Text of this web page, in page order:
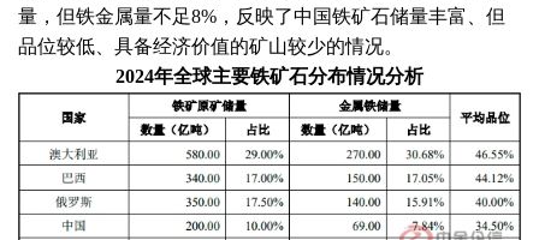
量，但铁金属量不足8%，反映了中国铁矿石储量丰富、但
品位较低、具备经济价值的矿山较少的情况。
2024年全球主要铁矿石分布情况分析